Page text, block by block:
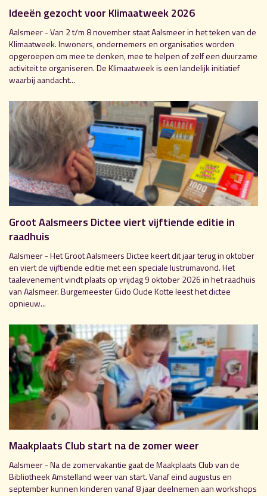
Ideeën gezocht voor Klimaatweek 2026
Aalsmeer - Van 2 t/m 8 november staat Aalsmeer in het teken van de
Klimaatweek. Inwoners, ondernemers en organisaties worden
opgeroepen om mee te denken, mee te helpen of zelf een duurzame
activiteit te organiseren. De Klimaatweek is een landelijk initiatief
waarbij aandacht...
Groot Aalsmeers Dictee viert vijftiende editie in
raadhuis
Aalsmeer - Het Groot Aalsmeers Dictee keert dit jaar terug in oktober
en viert de vijftiende editie met een speciale lustrumavond. Het
taalevenement vindt plaats op vrijdag 9 oktober 2026 in het raadhuis
van Aalsmeer. Burgemeester Gido Oude Kotte leest het dictee
opnieuw...
Maakplaats Club start na de zomer weer
Aalsmeer - Na de zomervakantie gaat de Maakplaats Club van de
Bibliotheek Amstelland weer van start. Vanaf eind augustus en
september kunnen kinderen vanaf 8 jaar deelnemen aan workshops